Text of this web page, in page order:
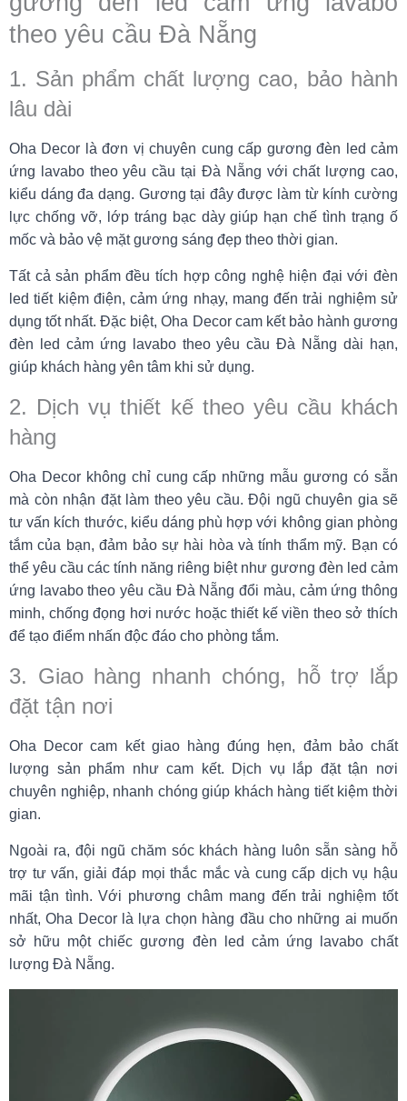
theo yêu cầu Đà Nẵng
1. Sản phẩm chất lượng cao, bảo hành
lâu dài
Oha Decor là đơn vị chuyên cung cấp gương đèn led cảm
ứng lavabo theo yêu cầu tại Đà Nẵng với chất lượng cao,
kiểu dáng đa dạng. Gương tại đây được làm từ kính cường
lực chống vỡ, lớp tráng bạc dày giúp hạn chế tình trạng ố
mốc và bảo vệ mặt gương sáng đẹp theo thời gian.
Tất cả sản phẩm đều tích hợp công nghệ hiện đại với đèn
led tiết kiệm điện, cảm ứng nhạy, mang đến trải nghiệm sử
dụng tốt nhất. Đặc biệt, Oha Decor cam kết bảo hành gương
đèn led cảm ứng lavabo theo yêu cầu Đà Nẵng dài hạn,
giúp khách hàng yên tâm khi sử dụng.
2. Dịch vụ thiết kế theo yêu cầu khách
hàng
Oha Decor không chỉ cung cấp những mẫu gương có sẵn
mà còn nhận đặt làm theo yêu cầu. Đội ngũ chuyên gia sẽ
tư vấn kích thước, kiểu dáng phù hợp với không gian phòng
tắm của bạn, đảm bảo sự hài hòa và tính thẩm mỹ. Bạn có
thể yêu cầu các tính năng riêng biệt như gương đèn led cảm
ứng lavabo theo yêu cầu Đà Nẵng đổi màu, cảm ứng thông
minh, chống đọng hơi nước hoặc thiết kế viền theo sở thích
để tạo điểm nhấn độc đáo cho phòng tắm.
3. Giao hàng nhanh chóng, hỗ trợ lắp
đặt tận nơi
Oha Decor cam kết giao hàng đúng hẹn, đảm bảo chất
lượng sản phẩm như cam kết. Dịch vụ lắp đặt tận nơi
chuyên nghiệp, nhanh chóng giúp khách hàng tiết kiệm thời
gian.
Ngoài ra, đội ngũ chăm sóc khách hàng luôn sẵn sàng hỗ
trợ tư vấn, giải đáp mọi thắc mắc và cung cấp dịch vụ hậu
mãi tận tình. Với phương châm mang đến trải nghiệm tốt
nhất, Oha Decor là lựa chọn hàng đầu cho những ai muốn
sở hữu một chiếc gương đèn led cảm ứng lavabo chất
lượng Đà Nẵng.